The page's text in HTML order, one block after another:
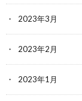
2023年3月
2023年2月
2023年1月